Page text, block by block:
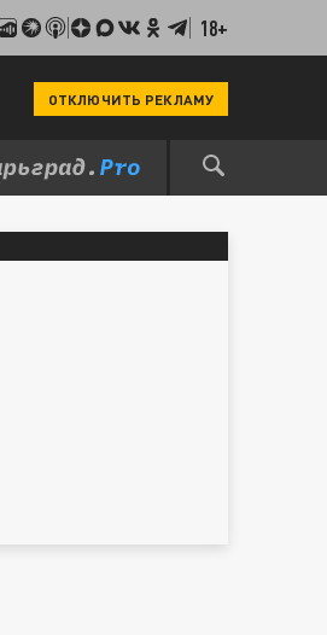
18+
ОТКЛЮЧИТЬ РЕКЛАМУ